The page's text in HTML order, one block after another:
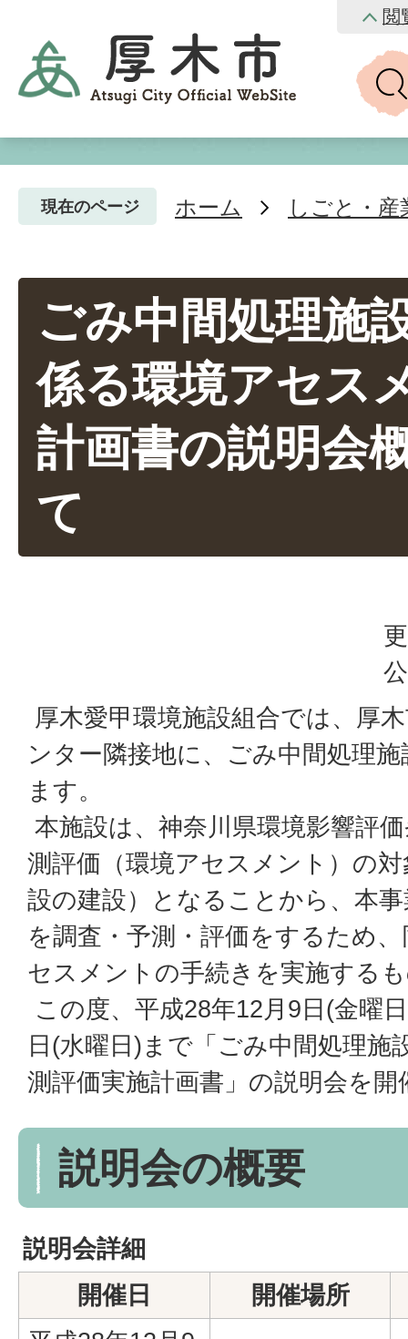
閲
現在のページ ホーム しごと・産
ごみ中間処理施
係る環境アセス
計画書の説明会
て
厚木愛甲環境施設組合では、厚
ンター隣接地に、ごみ中間処理
ます。
本施設は、神奈川県環境影響評
測評価（環境アセスメント）の
設の建設）となることから、本
を調査・予測・評価をするため
セスメントの手続きを実施する
この度、平成28年12月9日(金曜
日(水曜日)まで「ごみ中間処理施
測評価実施計画書」の説明会を
説明会の概要
説明会詳細
開催日
開催場所